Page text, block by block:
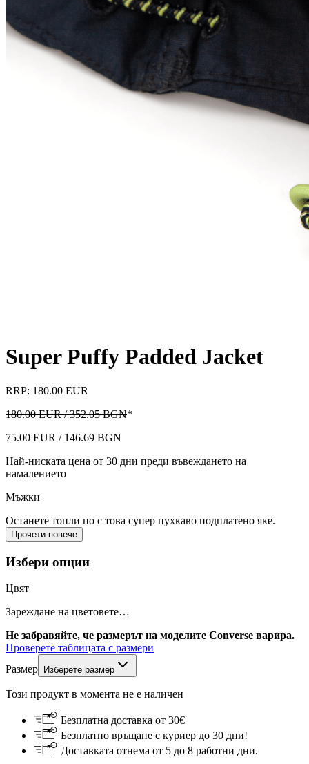
Super Puffy Padded Jacket
RRP: 180.00 EUR
180.00 EUR / 352.05 BGN*
75.00 EUR / 146.69 BGN
Най-ниската цена от 30 дни преди въвеждането на
намалението
Мъжки
Останете топли по с това супер пухкаво подплатено яке.
Прочети повече
Избери опции
Цвят
Зареждане на цветовете…
Не забравяйте, че размерът на моделите Converse варира.
Проверете таблицата с размери
Размер
Изберете размер
Този продукт в момента не е наличен
Безплатна доставка от 30€
Безплатно връщане с куриер до 30 дни!
Доставката отнема от 5 до 8 работни дни.